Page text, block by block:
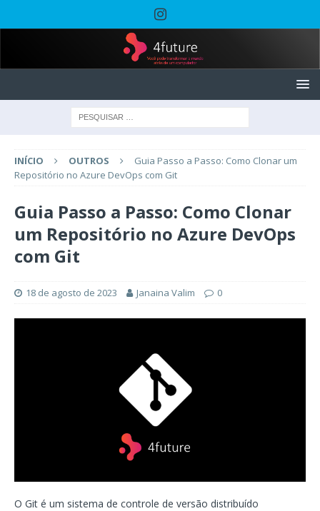
INÍCIO OUTROS
Guia Passo a Passo: Como Clonar um
Repositório no Azure DevOps com Git
Guia Passo a Passo: Como Clonar
um Repositório no Azure DevOps
com Git
18 de agosto de 2023 Janaina Valim 0
O Git é um sistema de controle de versão distribuído